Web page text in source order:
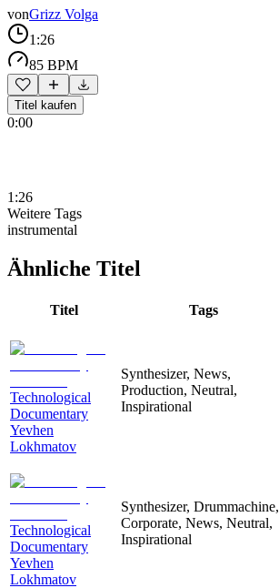
vonGrizz Volga
1:26
85 BPM
Titel kaufen
0:00
1:26
Weitere Tags
instrumental
Ähnliche Titel
Titel Tags
Technological
Documentary
Yevhen
Lokhmatov
Synthesizer, News,
Production, Neutral,
Inspirational
Technological
Documentary
Yevhen
Lokhmatov
Synthesizer, Drummachine,
Corporate, News, Neutral,
Inspirational